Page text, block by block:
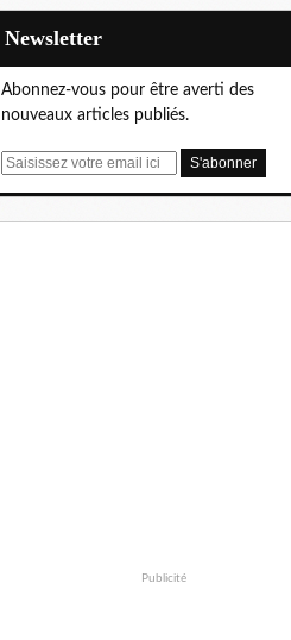
Newsletter
Abonnez-vous pour être averti des
nouveaux articles publiés.
E
Publicité